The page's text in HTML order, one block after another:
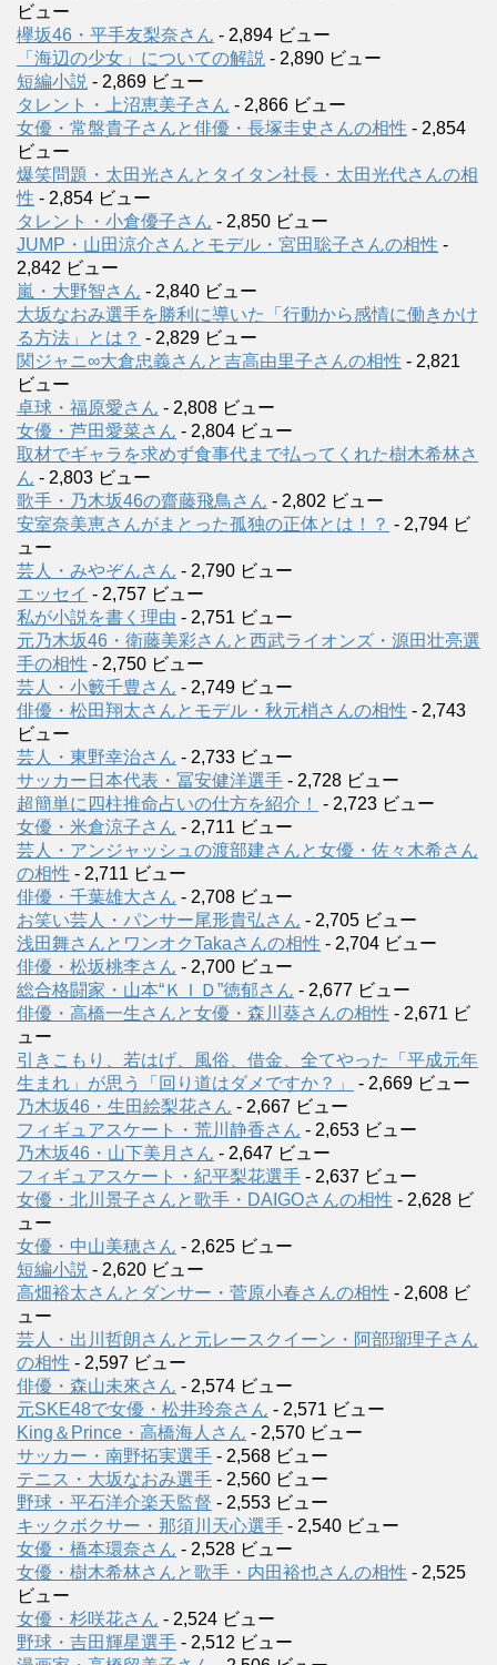
ビュー
欅坂46・平手友梨奈さん - 2,894 ビュー
「海辺の少女」についての解説 - 2,890 ビュー
短編小説 - 2,869 ビュー
タレント・上沼恵美子さん - 2,866 ビュー
女優・常盤貴子さんと俳優・長塚圭史さんの相性 - 2,854
ビュー
爆笑問題・太田光さんとタイタン社長・太田光代さんの相
性 - 2,854 ビュー
タレント・小倉優子さん - 2,850 ビュー
JUMP・山田涼介さんとモデル・宮田聡子さんの相性 -
2,842 ビュー
嵐・大野智さん - 2,840 ビュー
大坂なおみ選手を勝利に導いた「行動から感情に働きかけ
る方法」とは？ - 2,829 ビュー
関ジャニ∞大倉忠義さんと吉高由里子さんの相性 - 2,821
ビュー
卓球・福原愛さん - 2,808 ビュー
女優・芦田愛菜さん - 2,804 ビュー
取材でギャラを求めず食事代まで払ってくれた樹木希林さ
ん - 2,803 ビュー
歌手・乃木坂46の齋藤飛鳥さん - 2,802 ビュー
安室奈美恵さんがまとった孤独の正体とは！？ - 2,794 ビ
ュー
芸人・みやぞんさん - 2,790 ビュー
エッセイ - 2,757 ビュー
私が小説を書く理由 - 2,751 ビュー
元乃木坂46・衛藤美彩さんと西武ライオンズ・源田壮亮選
手の相性 - 2,750 ビュー
芸人・小籔千豊さん - 2,749 ビュー
俳優・松田翔太さんとモデル・秋元梢さんの相性 - 2,743
ビュー
芸人・東野幸治さん - 2,733 ビュー
サッカー日本代表・冨安健洋選手 - 2,728 ビュー
超簡単に四柱推命占いの仕方を紹介！
- 2,723 ビュー
女優・米倉涼子さん - 2,711 ビュー
芸人・アンジャッシュの渡部建さんと女優・佐々木希さん
の相性 - 2,711 ビュー
俳優・千葉雄大さん - 2,708 ビュー
お笑い芸人・パンサー尾形貴弘さん - 2,705 ビュー
浅田舞さんとワンオクTakaさんの相性 - 2,704 ビュー
俳優・松坂桃李さん - 2,700 ビュー
総合格闘家・山本“ＫＩＤ”徳郁さん - 2,677 ビュー
俳優・高橋一生さんと女優・森川葵さんの相性 - 2,671 ビ
ュー
引きこもり、若はげ、風俗、借金、全てやった「平成元年
生まれ」が思う「回り道はダメですか？」
- 2,669 ビュー
乃木坂46・生田絵梨花さん - 2,667 ビュー
フィギュアスケート・荒川静香さん - 2,653 ビュー
乃木坂46・山下美月さん - 2,647 ビュー
フィギュアスケート・紀平梨花選手 - 2,637 ビュー
女優・北川景子さんと歌手・DAIGOさんの相性 - 2,628 ビ
ュー
女優・中山美穂さん - 2,625 ビュー
短編小説 - 2,620 ビュー
高畑裕太さんとダンサー・菅原小春さんの相性 - 2,608 ビ
ュー
芸人・出川哲朗さんと元レースクイーン・阿部瑠理子さん
の相性 - 2,597 ビュー
俳優・森山未來さん - 2,574 ビュー
元SKE48で女優・松井玲奈さん - 2,571 ビュー
King＆Prince・高橋海人さん - 2,570 ビュー
サッカー・南野拓実選手 - 2,568 ビュー
テニス・大坂なおみ選手 - 2,560 ビュー
野球・平石洋介楽天監督 - 2,553 ビュー
キックボクサー・那須川天心選手 - 2,540 ビュー
女優・橋本環奈さん - 2,528 ビュー
女優・樹木希林さんと歌手・内田裕也さんの相性 - 2,525
ビュー
女優・杉咲花さん - 2,524 ビュー
野球・吉田輝星選手 - 2,512 ビュー